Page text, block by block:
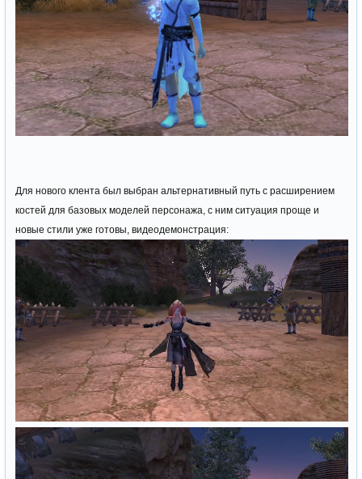
Для нового клента был выбран альтернативный путь с расширением
костей для базовых моделей персонажа, с ним ситуация проще и
новые стили уже готовы, видеодемонстрация: